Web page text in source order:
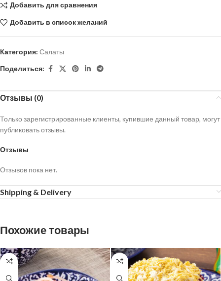
Добавить для сравнения
Добавить в список желаний
Категория: Салаты
Поделиться:
Отзывы (0)
Отзывы
Отзывов пока нет.
Только зарегистрированные клиенты, купившие данный товар, могут
публиковать отзывы.
Shipping & Delivery
Похожие товары